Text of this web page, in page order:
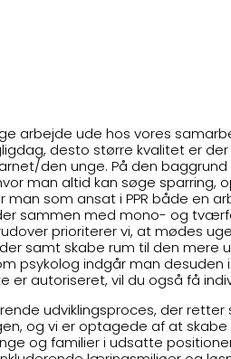
arbejde ude hos vores
desto større kvalitet er
den unge. På den
man altid kan søge sparring,
som ansat i PPR både en
sammen med mono- og
prioriterer vi, at mødes
samt skabe rum til den mere
psykolog indgår man desuden
er autoriseret, vil du også få
udviklingsproces, der
og vi er optagede af at
og familier i udsatte